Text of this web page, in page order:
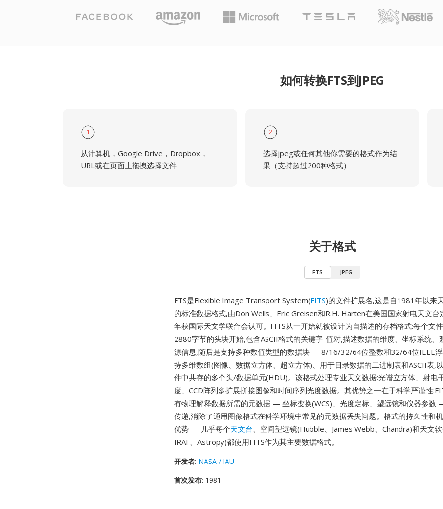
如何转换FTS到JPEG
1
从计算机，Google Drive，Dropbox，
URL或在页面上拖拽选择文件.
2
选择jpeg或任何其他你需要的格式作为结
果（支持超过200种格式）
关于格式
FTS JPEG
FTS是Flexible Image Transport System(FITS)的文件扩展名,这是自1981年以来
的标准数据格式,由Don Wells、Eric Greisen和R.H. Harten在美国国家射电天文
年获国际天文学联合会认可。FITS从一开始就被设计为自描述的存档格式:每个文
2880字节的头块开始,包含ASCII格式的关键字-值对,描述数据的维度、坐标系统、
源信息,随后是支持多种数值类型的数据块 — 8/16/32/64位整数和32/64位IEEE
持多维数组(图像、数据立方体、超立方体)、用于目录数据的二进制表和ASCII表,
件中共存的多个头/数据单元(HDU)。该格式处理专业天文数据:光谱立方体、射电
度、CCD阵列多扩展拼接图像和时间序列光度数据。其优势之一在于科学严谨性
有物理解释数据所需的元数据 — 坐标变换(WCS)、光度定标、望远镜和仪器参数
传递,消除了通用图像格式在科学环境中常见的元数据丢失问题。格式的持久性和
优势 — 几乎每个天文台、空间望远镜(Hubble、James Webb、Chandra)和天文
IRAF、Astropy)都使用FITS作为其主要数据格式。
开发者: NASA / IAU
首次发布: 1981